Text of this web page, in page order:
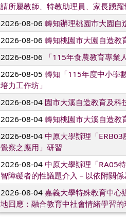
請所屬教師、特教助理員、家長踴躍
2026-08-06轉知辦理桃園市大園自
2026-08-06轉知桃園市大園自造教
2026-08-06
「115年食農教育專業
2026-08-05轉知「115年度中小學
培力工作坊」
2026-08-04 園市大溪自造教育及
2026-08-04轉知桃園市大溪自造教
2026-08-04中原大學辦理「
覺察之應用」研習
2026-08-04中原大學辦理「RA05
智障礙者的性議題介入－以依附關
2026-08-04嘉義大學特殊教育中心
地回應：融合教育中社會情緒學習的